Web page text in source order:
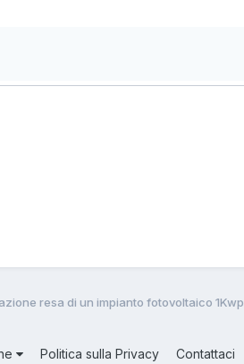
resa di un impianto fotovoltaico 1Kwp
Politica sulla Privacy Contattaci